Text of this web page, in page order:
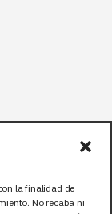
la finalidad de
No recaba ni